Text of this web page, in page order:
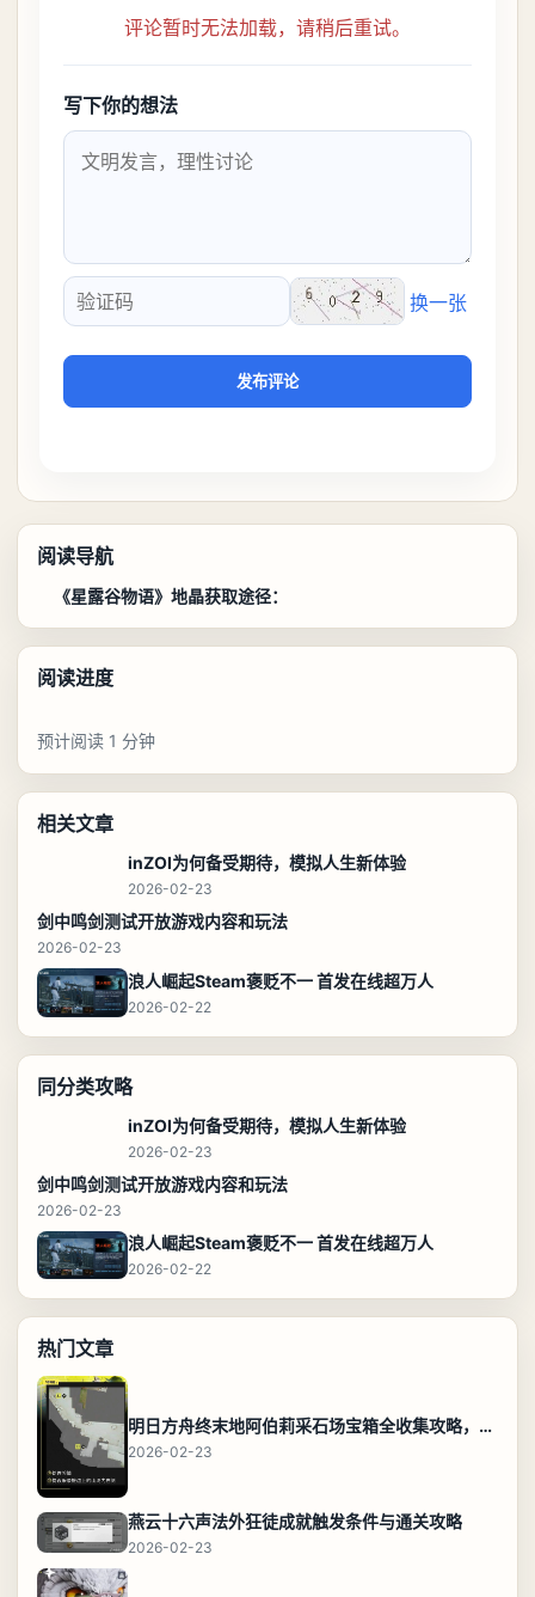
评论暂时无法加载，请稍后重试。
写下你的想法
验证码
换一张
发布评论
阅读导航
《星露谷物语》地晶获取途径：
阅读进度
预计阅读 1 分钟
相关文章
inZOI为何备受期待，模拟人生新体验
2026-02-23
剑中鸣剑测试开放游戏内容和玩法
2026-02-23
浪人崛起Steam褒贬不一 首发在线超万人
2026-02-22
同分类攻略
inZOI为何备受期待，模拟人生新体验
2026-02-23
剑中鸣剑测试开放游戏内容和玩法
2026-02-23
浪人崛起Steam褒贬不一 首发在线超万人
2026-02-22
热门文章
明日方舟终末地阿伯莉采石场宝箱全收集攻略，全点位分布图与路线
2026-02-23
燕云十六声法外狂徒成就触发条件与通关攻略
2026-02-23